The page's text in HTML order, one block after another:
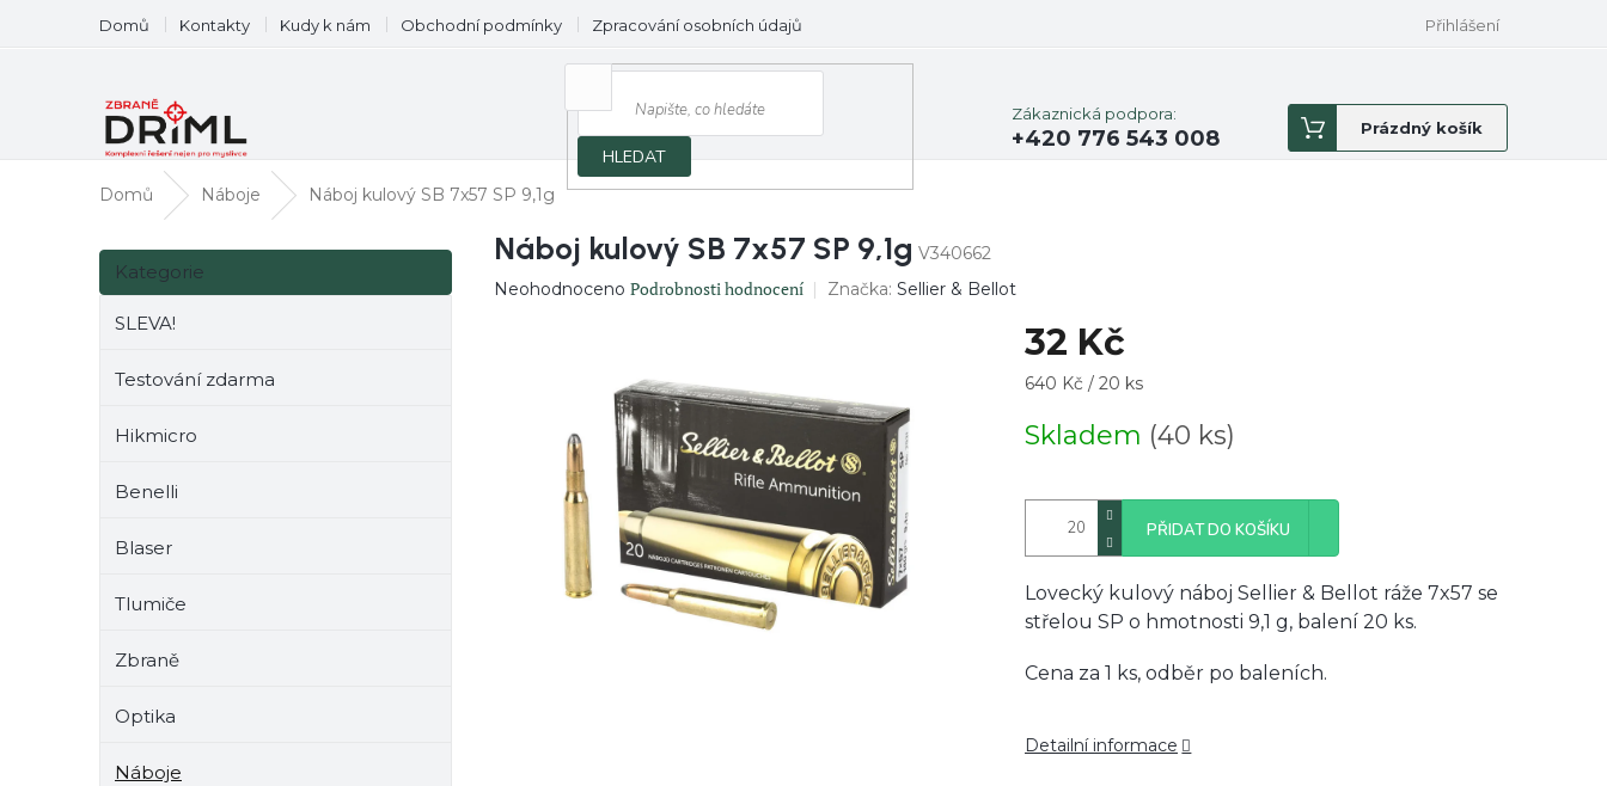
obsah
Domů Kontakty Kudy k nám Obchodní podmínky Zpracování osobních údajů Přihlášení
HLEDAT
Zákaznická podpora:
+420 776 543 008
Nákupní
košík
Prázdný košík
Domů Náboje Náboj kulový SB 7x57 SP 9,1g
P
s
Přeskočit
kategorie
Kategorie
SLEVA!
Testování zdarma
Hikmicro
Benelli
Blaser
Tlumiče
Zbraně
Optika
Náboje
Náboj kulový SB 7x57 SP 9,1g V340662
Průměrné
hvězdiček.
Neohodnoceno Podrobnosti hodnocení Značka: Sellier & Bellot
32 Kč
Měrná
640 Kč / 20 ks
Skladem (40 ks)
PŘIDAT DO KOŠÍKU
Lovecký kulový náboj Sellier & Bellot ráže 7x57 se
střelou SP o hmotnosti 9,1 g, balení 20 ks.
Cena za 1 ks, odběr po baleních.
Detailní informace